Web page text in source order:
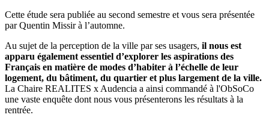
Cette étude sera publiée au second semestre et vous sera présentée
par Quentin Missir à l’automne.
Au sujet de la perception de la ville par ses usagers, il nous est
apparu également essentiel d’explorer les aspirations des
Français en matière de modes d’habiter à l’échelle de leur
logement, du bâtiment, du quartier et plus largement de la ville.
La Chaire REALITES x Audencia a ainsi commandé à l'ObSoCo
une vaste enquête dont nous vous présenterons les résultats à la
rentrée.